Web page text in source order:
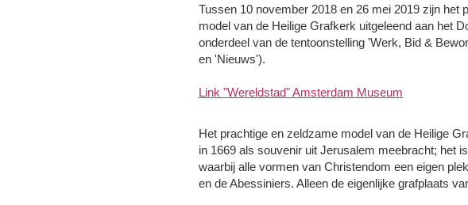
Tussen 10 november 2018 en 26 mei 2019 zijn het
model van de Heilige Grafkerk uitgeleend aan het
onderdeel van de tentoonstelling 'Werk, Bid &
en 'Nieuws').
Link "Wereldstad" Amsterdam Museum
Het prachtige en zeldzame model van de Heilige
in 1669 als souvenir uit Jerusalem meebracht; het
waarbij alle vormen van Christendom een eigen
en de Abessiniers. Alleen de eigenlijke grafplaats